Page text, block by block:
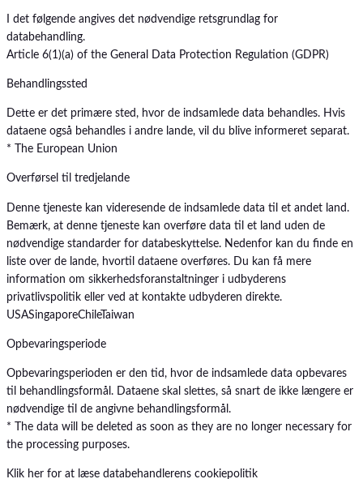
I det følgende angives det nødvendige retsgrundlag for
databehandling.
Article 6(1)(a) of the General Data Protection Regulation (GDPR)
Behandlingssted
Dette er det primære sted, hvor de indsamlede data behandles. Hvis
dataene også behandles i andre lande, vil du blive informeret separat.
* The European Union
Overførsel til tredjelande
Denne tjeneste kan videresende de indsamlede data til et andet land.
Bemærk, at denne tjeneste kan overføre data til et land uden de
nødvendige standarder for databeskyttelse. Nedenfor kan du finde en
liste over de lande, hvortil dataene overføres. Du kan få mere
information om sikkerhedsforanstaltninger i udbyderens
privatlivspolitik eller ved at kontakte udbyderen direkte.
USASingaporeChileTaiwan
Opbevaringsperiode
Opbevaringsperioden er den tid, hvor de indsamlede data opbevares
til behandlingsformål. Dataene skal slettes, så snart de ikke længere er
nødvendige til de angivne behandlingsformål.
* The data will be deleted as soon as they are no longer necessary for
the processing purposes.
Klik her for at læse databehandlerens cookiepolitik